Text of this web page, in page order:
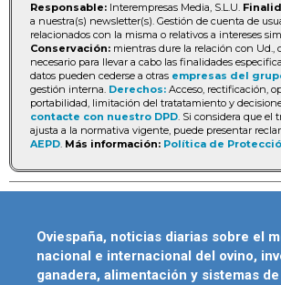
Responsable: Interempresas Media, S.L.U.
a nuestra(s) newsletter(s). Gestión de cuenta de
relacionados con la misma o relativos a intereses
Conservación: mientras dure la relación con Ud.,
necesario para llevar a cabo las finalidades
datos pueden cederse a otras empresas del
gestión interna. Derechos: Acceso, rectificación,
portabilidad, limitación del tratatamiento y
contacte con nuestro DPD. Si considera que el
ajusta a la normativa vigente, puede presentar
AEPD. Más información: Política de
Oviespaña, noticias diarias sobre el
nacional e internacional del ovino,
ganadera, alimentación y sistemas